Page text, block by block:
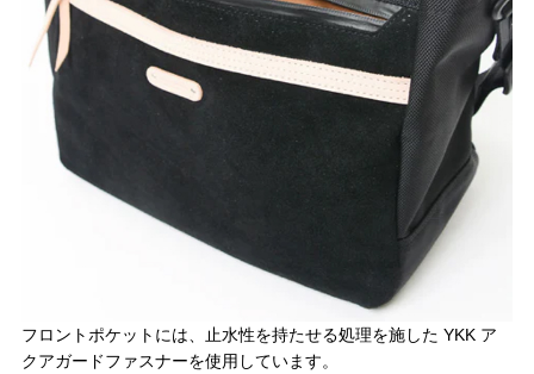
フロントポケットには、止水性を持たせる処理を施した YKK ア
クアガードファスナーを使用しています。